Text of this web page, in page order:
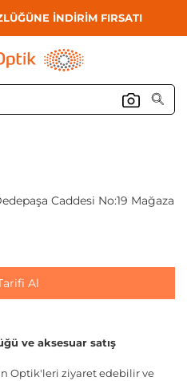
İNDİRİM FIRSATI
Caddesi No:19 Mağaza
Al
ve aksesuar satış
Optik'leri ziyaret edebilir ve